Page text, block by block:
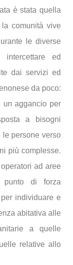
è stata quella
comunità vive
le diverse
ed
dai servizi ed
da poco:
un aggancio per
a bisogni
persone verso
più complesse.
ad aree
punto di forza
individuare e
abitativa alle
a quelle
relative allo